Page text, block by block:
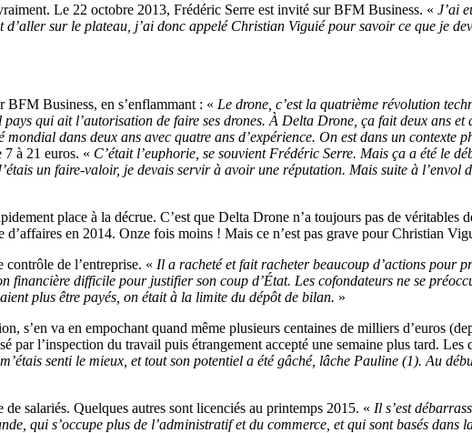
Le 22 octobre 2013, Frédéric Serre est invité sur BFM Business. « J’ai
sur le plateau, j’ai donc appelé Christian Viguié pour savoir ce que je
BFM Business, en s’enflammant : « Le drone, c’est la quatrième révolution
pays qui ait l’autorisation de faire ses drones. À Delta Drone, ça fait deux ans
dans deux ans avec quatre ans d’expérience. On est dans un contexte
7 à 21 euros. « C’était l’euphorie, se souvient Frédéric Serre. Mais ça a été le
un faire-valoir, je devais servir à avoir une réputation. Mais suite à l’envol
place à la décrue. C’est que Delta Drone n’a toujours pas de
en 2014. Onze fois moins ! Mais ce n’est pas grave pour Christian
de l’entreprise. « Il a racheté et fait racheter beaucoup d’actions pour
financière difficile pour justifier son coup d’État. Les cofondateurs ne se
plus être payés, on était à la limite du dépôt de bilan. »
s’en va en empochant quand même plusieurs centaines de milliers d’euros
par l’inspection du travail puis étrangement accepté une semaine plus tard.
senti le mieux, et tout son potentiel a été gâché, lâche Pauline (1). Au
salariés. Quelques autres sont licenciés au printemps 2015. « Il s’est
qui s’occupe plus de l’administratif et du commerce, et qui sont basés dans